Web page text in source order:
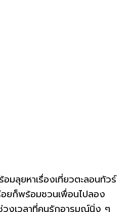
มลุยหาเรื่องเที่ยวตะลอนทัวร์
อยก็พร้อมชวนเพื่อนไปลอง
วงเวลาที่คนรักอารมณ์นิ่ง ๆ